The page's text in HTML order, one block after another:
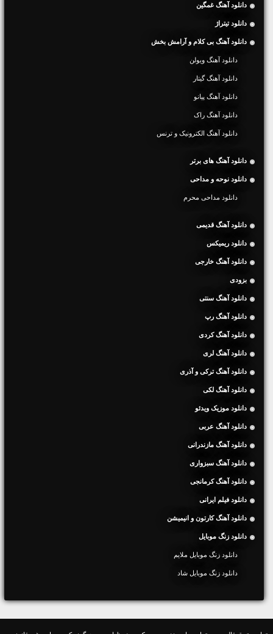
دانلود آهنگ غمگین
دانلود تیتراژ
دانلود آهنگ بی کلام و آرامش بخش
دانلود آهنگ ویولن
دانلود آهنگ گیتار
دانلود آهنگ پیانو
دانلود آهنگ راک
دانلود آهنگ الکترونیک و ترنس
دانلود آهنگ های برتر
دانلود نوحه و مداحی
دانلود مداحی محرم
دانلود آهنگ قدیمی
دانلود ریمیکس
دانلود آهنگ خارجی
بزودی
دانلود آهنگ سنتی
دانلود آهنگ رپ
دانلود آهنگ کردی
دانلود آهنگ لری
دانلود آهنگ ترکی و آذری
دانلود آهنگ لکی
دانلود موزیک ویدئو
دانلود آهنگ عربی
دانلود آهنگ مازندرانی
دانلود آهنگ سبزواری
دانلود آهنگ کرمانجی
دانلود فیلم ایرانی
دانلود آهنگ کارتون و انیمیشن
دانلود زنگ موبایل
دانلود زنگ موبایل ملایم
دانلود زنگ موبایل شاد